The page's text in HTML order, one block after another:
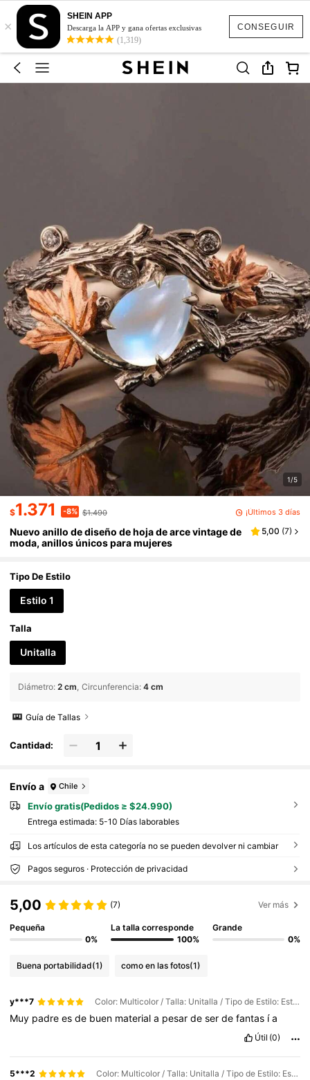
CONSEGUIR
×
SHEIN APP
Descarga la APP y gana ofertas exclusivas
(1,319)
1/5
$1.371 -8% $1.490 ¡Últimos 3 días
Nuevo anillo de diseño de hoja de arce vintage de
moda, anillos únicos para mujeres
5,00 (7)
Tipo De Estilo
Estilo 1
Talla
Unitalla
Diámetro: 2 cm Circunferencia: 4 cm
Guía de Tallas
Cantidad:
Envío a Chile
Envío gratis(Pedidos ≥ $24.990)
Entrega estimada: 5-10 Días laborables
Los artículos de esta categoría no se pueden devolver ni cambiar
Pagos seguros · Protección de privacidad
5,00 (7) Ver más
Pequeña
0%
La talla corresponde
100%
Grande
0%
Buena portabilidad(1) como en las fotos(1)
y***7 Color: Multicolor / Talla: Unitalla / Tipo de Estilo: Estilo 1
Muy padreesde buen materiala pesardeserdefantas ía
Útil (0)
5***2 Color: Multicolor / Talla: Unitalla / Tipo de Estilo: Estilo 1